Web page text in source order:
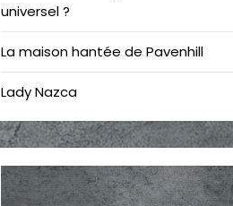
universel ?
La maison hantée de Pavenhill
Lady Nazca